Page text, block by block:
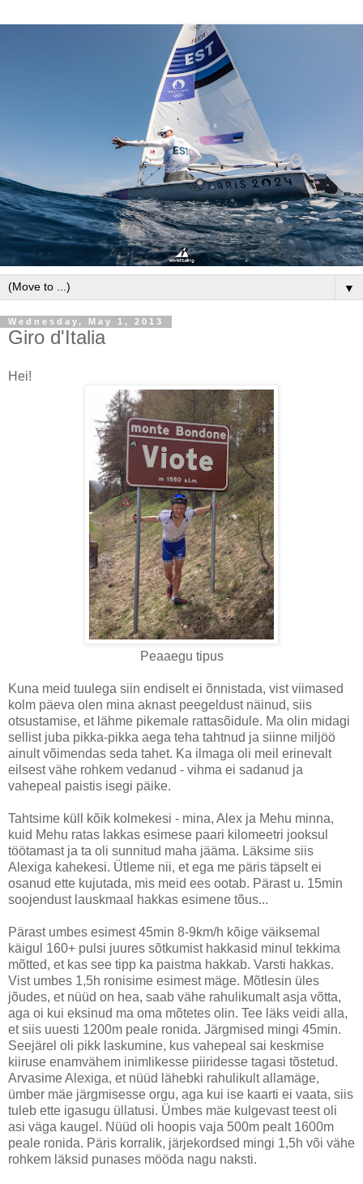
▼
Wednesday, May 1, 2013
Giro d'Italia
Hei!
Peaaegu tipus
Kuna meid tuulega siin endiselt ei õnnistada, vist viimased
kolm päeva olen mina aknast peegeldust näinud, siis
otsustamise, et lähme pikemale rattasõidule. Ma olin midagi
sellist juba pikka-pikka aega teha tahtnud ja siinne miljöö
ainult võimendas seda tahet. Ka ilmaga oli meil erinevalt
eilsest vähe rohkem vedanud - vihma ei sadanud ja
vahepeal paistis isegi päike.
Tahtsime küll kõik kolmekesi - mina, Alex ja Mehu minna,
kuid Mehu ratas lakkas esimese paari kilomeetri jooksul
töötamast ja ta oli sunnitud maha jääma. Läksime siis
Alexiga kahekesi. Ütleme nii, et ega me päris täpselt ei
osanud ette kujutada, mis meid ees ootab. Pärast u. 15min
soojendust lauskmaal hakkas esimene tõus...
Pärast umbes esimest 45min 8-9km/h kõige väiksemal
käigul 160+ pulsi juures sõtkumist hakkasid minul tekkima
mõtted, et kas see tipp ka paistma hakkab. Varsti hakkas.
Vist umbes 1,5h ronisime esimest mäge. Mõtlesin üles
jõudes, et nüüd on hea, saab vähe rahulikumalt asja võtta,
aga oi kui eksinud ma oma mõtetes olin. Tee läks veidi alla,
et siis uuesti 1200m peale ronida. Järgmised mingi 45min.
Seejärel oli pikk laskumine, kus vahepeal sai keskmise
kiiruse enamvähem inimlikesse piiridesse tagasi tõstetud.
Arvasime Alexiga, et nüüd lähebki rahulikult allamäge,
ümber mäe järgmisesse orgu, aga kui ise kaarti ei vaata, siis
tuleb ette igasugu üllatusi. Ümbes mäe kulgevast teest oli
asi väga kaugel. Nüüd oli hoopis vaja 500m pealt 1600m
peale ronida. Päris korralik, järjekordsed mingi 1,5h või vähe
rohkem läksid punases mööda nagu naksti.